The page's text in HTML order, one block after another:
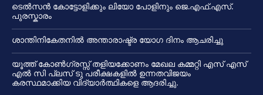
ടെൽസൻ കോട്ടോളിക്കും ലിയോ പോളിനും ജെ.എഫ്.എസ്.
പുരസ്കാരം
ശാന്തിനികേതനിൽ അന്താരാഷ്ട്ര യോഗ ദിനം ആചരിച്ചു
യൂത്ത് കോൺഗ്രസ്സ് തളിയക്കോണം മേഖല കമ്മറ്റി എസ് എസ്
എൽ സി പ്ലസ് ടു പരീക്ഷകളിൽ ഉന്നതവിജയം
കരസ്ഥമാക്കിയ വിദ്യാർത്ഥികളെ ആദരിച്ചു.